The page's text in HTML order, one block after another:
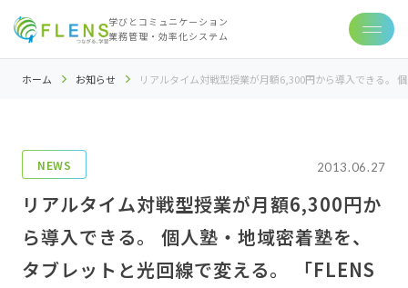
学びとコミュニケーション
業務管理・効率化システム
ホーム お知らせ リアルタイム対戦型授業が月額6,300円から導入できる。
NEWS 2013.06.27
リアルタイム対戦型授業が月額6,300円か
ら導入できる。 個人塾・地域密着塾を、
タブレットと光回線で変える。 「FLENS